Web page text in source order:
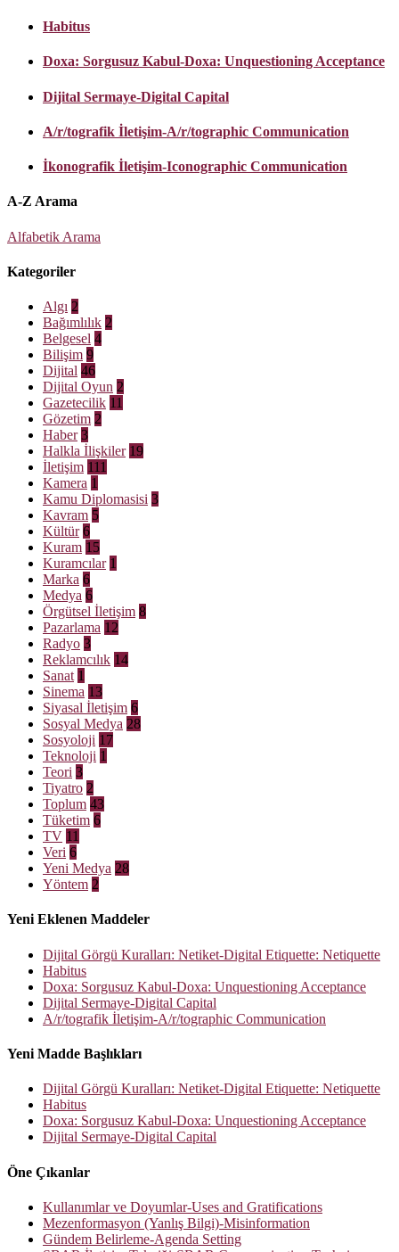
Habitus
Doxa: Sorgusuz Kabul-Doxa: Unquestioning Acceptance
Dijital Sermaye-Digital Capital
A/r/tografik İletişim-A/r/tographic Communication
İkonografik İletişim-Iconographic Communication
A-Z Arama
Alfabetik Arama
Kategoriler
Algı 2
Bağımlılık 2
Belgesel 4
Bilişim 9
Dijital 46
Dijital Oyun 2
Gazetecilik 11
Gözetim 2
Haber 3
Halkla İlişkiler 19
İletişim 111
Kamera 1
Kamu Diplomasisi 3
Kavram 5
Kültür 6
Kuram 15
Kuramcılar 1
Marka 6
Medya 6
Örgütsel İletişim 8
Pazarlama 12
Radyo 3
Reklamcılık 14
Sanat 1
Sinema 13
Siyasal İletişim 6
Sosyal Medya 28
Sosyoloji 17
Teknoloji 1
Teori 3
Tiyatro 2
Toplum 43
Tüketim 6
TV 11
Veri 6
Yeni Medya 28
Yöntem 2
Yeni Eklenen Maddeler
Dijital Görgü Kuralları: Netiket-Digital Etiquette: Netiquette
Habitus
Doxa: Sorgusuz Kabul-Doxa: Unquestioning Acceptance
Dijital Sermaye-Digital Capital
A/r/tografik İletişim-A/r/tographic Communication
Yeni Madde Başlıkları
Dijital Görgü Kuralları: Netiket-Digital Etiquette: Netiquette
Habitus
Doxa: Sorgusuz Kabul-Doxa: Unquestioning Acceptance
Dijital Sermaye-Digital Capital
Öne Çıkanlar
Kullanımlar ve Doyumlar-Uses and Gratifications
Mezenformasyon (Yanlış Bilgi)-Misinformation
Gündem Belirleme-Agenda Setting